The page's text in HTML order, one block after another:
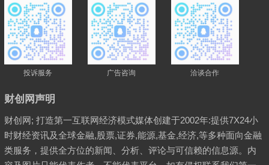
投诉服务 广告咨询 洽谈合作
财创网声明
财创网; 打造第一互联网经济模式媒体创建于2002年:提供7X24小
时财经资讯及全球金融,股票,证券,能源,基金,经济,等多种面向金融
类服务，提供全方位的新闻、分析、评论与可信赖的信息源。内